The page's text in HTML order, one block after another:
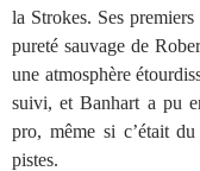
la Strokes. Ses
pureté sauvage de
une atmosphère
suivi, et Banhart a pu
pro, même si c’était
pistes.